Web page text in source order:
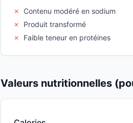
✗
Contenu modéré en sodium
✗
Produit transformé
✗
Faible teneur en protéines
Valeurs nutritionnelles